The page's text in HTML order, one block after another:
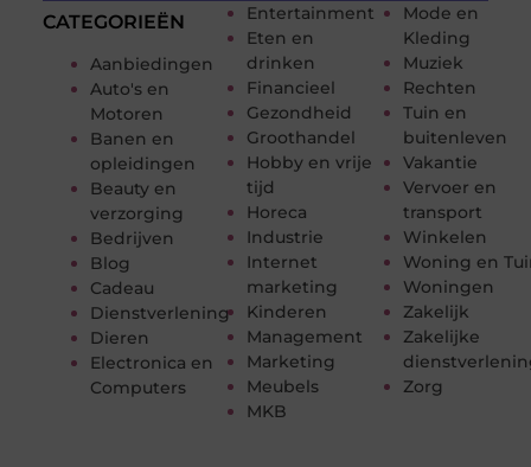
CATEGORIEËN
Aanbiedingen
Auto's en
Motoren
Banen en
opleidingen
Beauty en
verzorging
Bedrijven
Blog
Cadeau
Dienstverlening
Dieren
Electronica en
Computers
Entertainment
Eten en
drinken
Financieel
Gezondheid
Groothandel
Hobby en vrije
tijd
Horeca
Industrie
Internet
marketing
Kinderen
Management
Marketing
Meubels
MKB
Mode en
Kleding
Muziek
Rechten
Tuin en
buitenleven
Vakantie
Vervoer en
transport
Winkelen
Woning en
Woningen
Zakelijk
Zakelijke
Zorg